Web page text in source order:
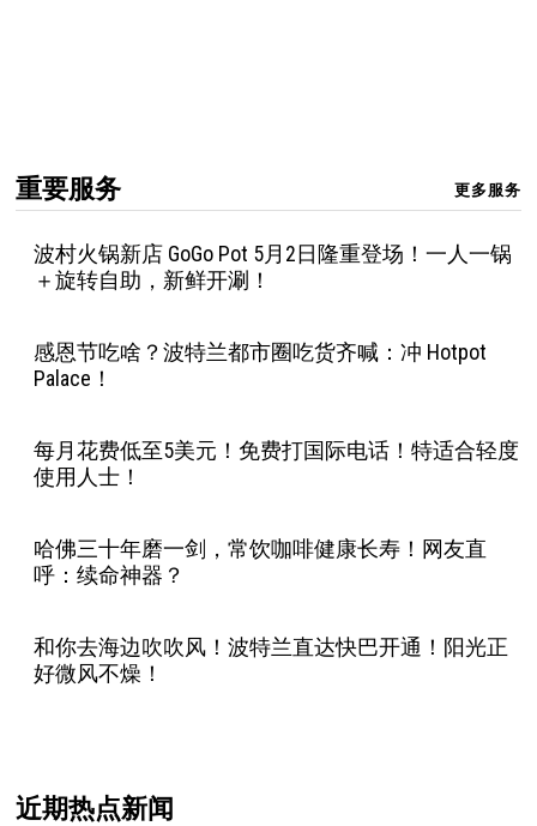
重要服务 更多服务
波村火锅新店 GoGo Pot 5月2日隆重登场！一人一锅
＋旋转自助，新鲜开涮！
感恩节吃啥？波特兰都市圈吃货齐喊：冲 Hotpot
Palace！
每月花费低至5美元！免费打国际电话！特适合轻度
使用人士！
哈佛三十年磨一剑，常饮咖啡健康长寿！网友直
呼：续命神器？
和你去海边吹吹风！波特兰直达快巴开通！阳光正
好微风不燥！
近期热点新闻